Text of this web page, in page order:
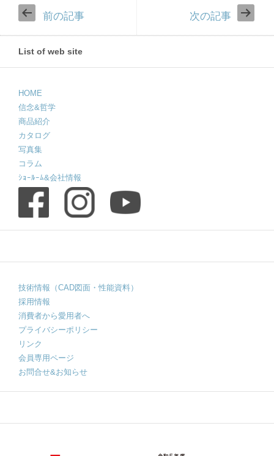
前の記事 次の記事
List of web site
HOME
信念&哲学
商品紹介
カタログ
写真集
コラム
ｼｮｰﾙｰﾑ&会社情報
技術情報（CAD図面・性能資料）
採用情報
消費者から愛用者へ
プライバシーポリシー
リンク
会員専用ページ
お問合せ&お知らせ